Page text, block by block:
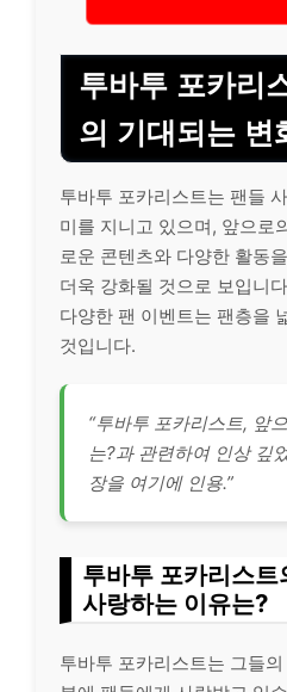
투바투 포카리
의 기대되는 변
투바투 포카리스트는 팬들
미를 지니고 있으며, 앞으로
로운 콘텐츠와 다양한 활동
더욱 강화될 것으로 보입니
다양한 팬 이벤트는 팬층을
것입니다.
“투바투 포카리스트, 앞
는?과 관련하여 인상 깊
장을 여기에 인용.”
투바투 포카리스트
사랑하는 이유는?
투바투 포카리스트는 그들